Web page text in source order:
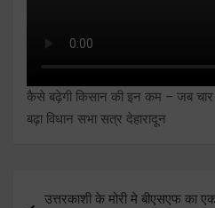
कैसे बढ़ेगी किसान की इन कम – जब
बढ़ा विधान सभा सत्र देहारादून
उत्तरकाशी के मोरी मे बीएसएफ का